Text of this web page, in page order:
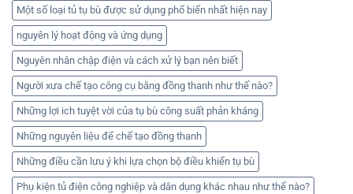
Một số loại tủ tụ bù được sử dụng phổ biến nhất hiện nay
nguyên lý hoạt động và ứng dụng
Nguyên nhân chập điện và cách xử lý bạn nên biết
Người xưa chế tạo công cụ bằng đồng thanh như thế nào?
Những lợi ich tuyệt vời của tụ bù công suất phản kháng
Những nguyên liệu để chế tạo đồng thanh
Những điều cần lưu ý khi lựa chọn bộ điều khiển tụ bù
Phụ kiện tủ điện công nghiệp và dân dụng khác nhau như thế nào?